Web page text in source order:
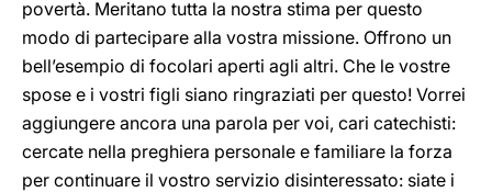
povertà. Meritano tutta la nostra stima per questo
modo di partecipare alla vostra missione. Offrono un
bell’esempio di focolari aperti agli altri. Che le vostre
spose e i vostri figli siano ringraziati per questo! Vorrei
aggiungere ancora una parola per voi, cari catechisti:
cercate nella preghiera personale e familiare la forza
per continuare il vostro servizio disinteressato: siate i